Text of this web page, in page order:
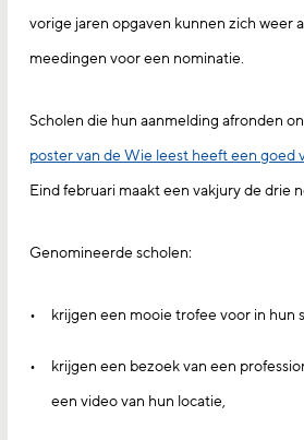
vorige jaren opgaven kunnen zich weer
meedingen voor een nominatie.
Scholen die hun aanmelding afronden
poster van de Wie leest heeft een goed
Eind februari maakt een vakjury de drie
Genomineerde scholen:
krijgen een mooie trofee voor in hun
krijgen een bezoek van een
een video van hun locatie,